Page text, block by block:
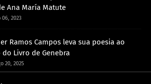
Ana María Matute
06, 2023
Ramos Campos leva sua poesia ao
do Livro de Genebra
20, 2025